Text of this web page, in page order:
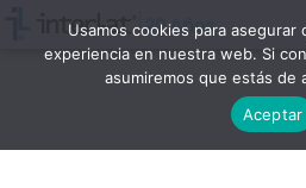
Usamos cookies para asegurar
experiencia en nuestra web. Si
asumiremos que estás de
Aceptar